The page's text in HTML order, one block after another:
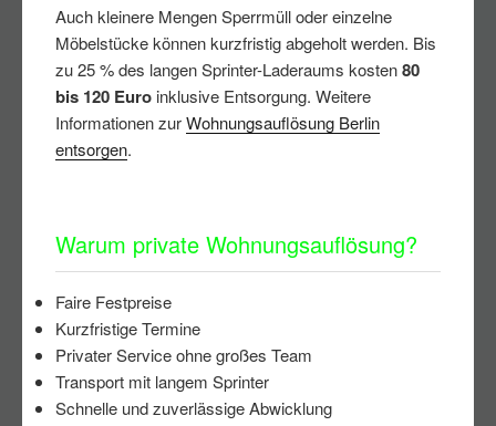
Auch kleinere Mengen Sperrmüll oder einzelne
Möbelstücke können kurzfristig abgeholt werden. Bis
zu 25 % des langen Sprinter-Laderaums kosten80
bis 120 Euro inklusive Entsorgung. Weitere
Informationen zurWohnungsauflösung Berlin
entsorgen.
Warum private Wohnungsauflösung?
Faire Festpreise
Kurzfristige Termine
Privater Service ohne großes Team
Transport mit langem Sprinter
Schnelle und zuverlässige Abwicklung